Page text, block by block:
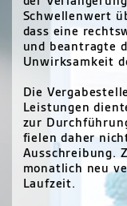
Schwellenwert
dass eine
und beantragte
Unwirksamkeit
Die
Leistungen
zur
fielen daher
Ausschreibung.
monatlich neu
Laufzeit.